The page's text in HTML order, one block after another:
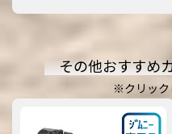
その他おすすめ
※クリック